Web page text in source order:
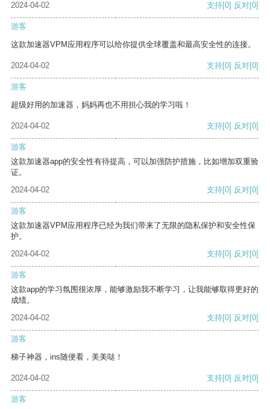
2024-04-02 支持[0] 反对[0]
游客
这款加速器VPM应用程序可以给你提供全球覆盖和最高安全性的连接。
2024-04-02 支持[0] 反对[0]
游客
超级好用的加速器，妈妈再也不用担心我的学习啦！
2024-04-02 支持[0] 反对[0]
游客
这款加速器app的安全性有待提高，可以加强防护措施，比如增加双重验
证。
2024-04-02
支持[0] 反对[0]
游客
这款加速器VPM应用程序已经为我们带来了无限的隐私保护和安全性保
护。
2024-04-02
支持[0] 反对[0]
游客
这款app的学习氛围很浓厚，能够激励我不断学习，让我能够取得更好的
成绩。
2024-04-02
支持[0] 反对[0]
游客
梯子神器，ins随便看，美美哒！
2024-04-02 支持[0] 反对[0]
游客